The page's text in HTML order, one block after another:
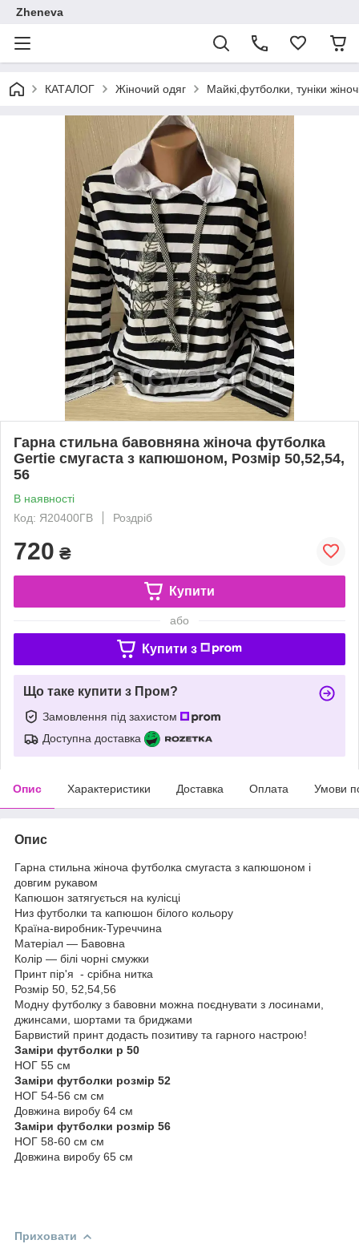
Zheneva
КАТАЛОГ Жіночий одяг Майкі,футболки, туніки
Гарна стильна бавовняна жіноча футболка
Gertie смугаста з капюшоном, Розмір 50,52,54,
56
В наявності
Код: Я20400ГВ
Роздріб
720 ₴
Купити
або
Купити з
Що таке купити з Пром?
Замовлення під захистом
Доступна доставка
Опис Характеристики Доставка Оплата Умови
Опис
Гарна стильна жіноча футболка смугаста з капюшоном і
довгим рукавом
Капюшон затягується на кулісці
Низ футболки та капюшон білого кольору
Країна-виробник-Туреччина
Матеріал — Бавовна
Колір — білі чорні смужки
Принт пір'я - срібна нитка
Розмір 50, 52,54,56
Модну футболку з бавовни можна поєднувати з лосинами,
джинсами, шортами та бриджами
Барвистий принт додасть позитиву та гарного настрою!
Заміри футболки р 50
НОГ 55 см
Заміри футболки розмір 52
НОГ 54-56 см см
Довжина виробу 64 см
Заміри футболки розмір 56
НОГ 58-60 см см
Довжина виробу 65 см
Приховати